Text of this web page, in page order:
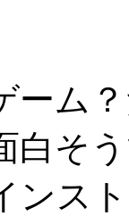
ーム
白そ
ンス